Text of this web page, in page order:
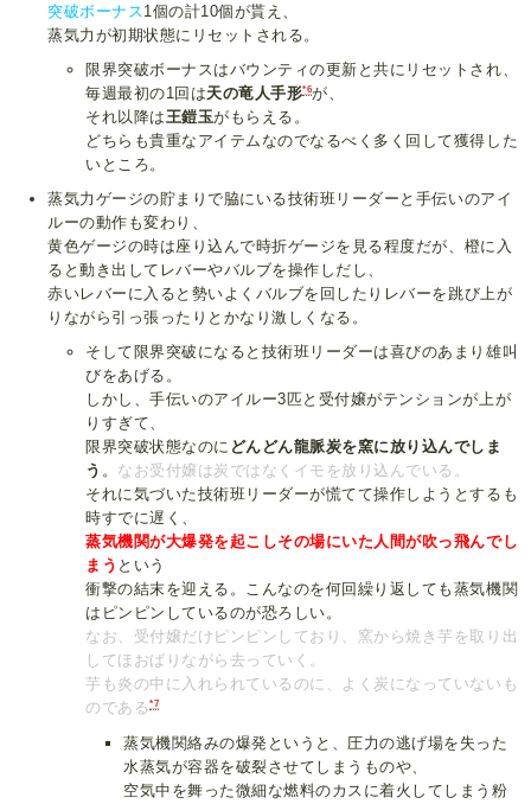
突破ボーナス 1個の計10個が貰え、
蒸気力が初期状態にリセットされる。
限界突破ボーナスはバウンティの更新と共にリセットされ、
毎週最初の1回は天の竜人手形*6が、
それ以降は王鎧玉がもらえる。
どちらも貴重なアイテムなのでなるべく多く回して獲得した
いところ。
蒸気力ゲージの貯まりで脇にいる技術班リーダーと手伝いのアイ
ルーの動作も変わり、
黄色ゲージの時は座り込んで時折ゲージを見る程度だが、橙に入
ると動き出してレバーやバルブを操作しだし、
赤いレバーに入ると勢いよくバルブを回したりレバーを跳び上が
りながら引っ張ったりとかなり激しくなる。
そして限界突破になると技術班リーダーは喜びのあまり雄叫
びをあげる。
しかし、手伝いのアイルー3匹と受付嬢がテンションが上が
りすぎて、
限界突破状態なのに どんどん龍脈炭を窯に放り込んでしま
う 。 なお受付嬢は炭ではなくイモを放り込んでいる。
それに気づいた技術班リーダーが慌てて操作しようとするも
時すでに遅く、
蒸気機関が大爆発を起こしその場にいた人間が吹っ飛んでし
まう という
衝撃の結末を迎える。こんなのを何回繰り返しても蒸気機関
はピンピンしているのが恐ろしい。
なお、受付嬢だけピンピンしており、窯から焼き芋を取り出
してほおばりながら去っていく。
芋も炎の中に入れられているのに、よく炭になっていないも
のである*7
蒸気機関絡みの爆発というと、圧力の逃げ場を失った
水蒸気が容器を破裂させてしまうものや、
空気中を舞った微細な燃料のカスに着火してしまう粉